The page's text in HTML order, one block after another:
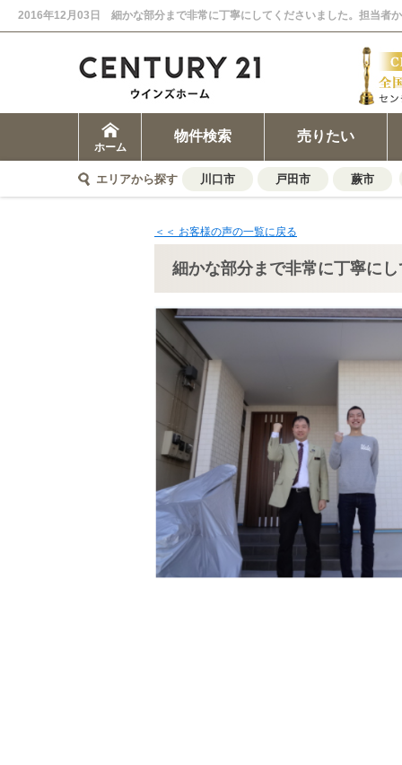
ホーム
物件検索 売りたい
エリアから探す 川口市 戸田市 蕨市
＜＜ お客様の声の一覧に戻る
細かな部分まで非常に丁寧にし